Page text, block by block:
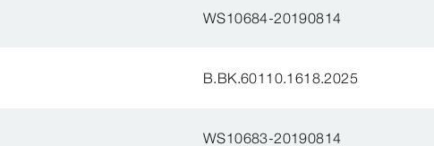
WS10684-20190814
B.BK.60110.1618.2025
WS10683-20190814